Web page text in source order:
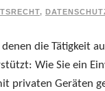
,
die Tätigkeit
Wie Sie ein
privaten Geräten